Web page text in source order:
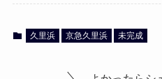
久里浜 京急久里浜 未完成